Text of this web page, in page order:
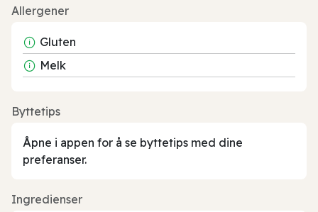
Allergener
Gluten
Melk
Byttetips
Åpne i appen for å se byttetips med dine
preferanser.
Ingredienser